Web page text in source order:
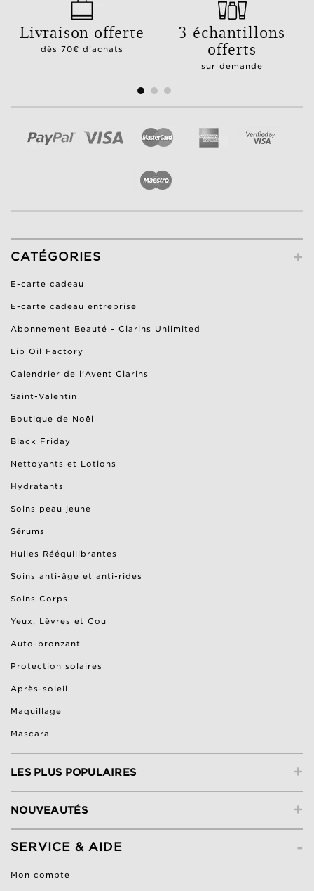
Livraison offerte
dès 70€ d'achats
3 échantillons
offerts
sur demande
+
CATÉGORIES
E-carte cadeau
E-carte cadeau entreprise
Abonnement Beauté - Clarins Unlimited
Lip Oil Factory
Calendrier de l'Avent Clarins
Saint-Valentin
Boutique de Noël
Black Friday
Nettoyants et Lotions
Hydratants
Soins peau jeune
Sérums
Huiles Rééquilibrantes
Soins anti-âge et anti-rides
Soins Corps
Yeux, Lèvres et Cou
Auto-bronzant
Protection solaires
Après-soleil
Maquillage
Mascara
+
LES PLUS POPULAIRES
+
NOUVEAUTÉS
-
SERVICE & AIDE
Mon compte